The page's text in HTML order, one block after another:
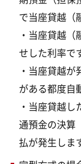
で当座貸越（
・当座貸越
せした利率で
・当座貸越
がある都度自
・当座貸越
通預金の決算
払が発生しま